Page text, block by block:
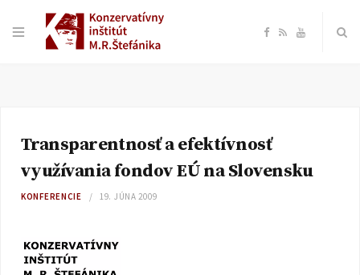
F
e
R Y
Transparentnosť a efektívnosť
využívania fondov EÚ na Slovensku
KONFERENCIE 19. JÚNA 2009